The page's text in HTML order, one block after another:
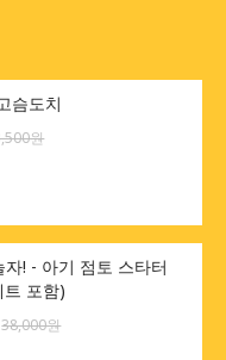
슴도치
원
! - 아기 점토 스타터
포함)
38,000원